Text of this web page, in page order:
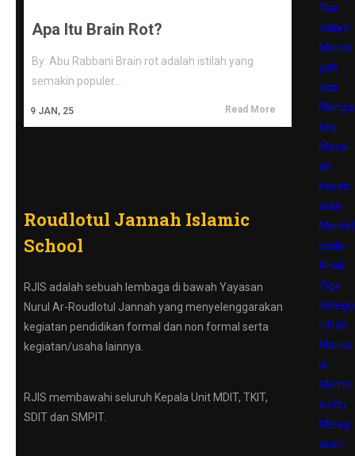
Apa Itu Brain Rot?
9 JAN, 25
By: Abu Rabbani Brain rot adalah istilah yang
semakin populer…
Read More
Tua
dalam
Mence
gah
dan
Menga
tasi
Masal
ah
Keseh
atan
Mental
pada
Anak
Tiga
Katego
ri Hati
Manus
ia
Memb
eri itu
Meleg
akan
Roudlotul Jannah Islamic
School
RJIS adalah sebuah lembaga di bawah Yayasan
Nurul Ar-Roudlotul Jannah yang menyelenggarakan
kegiatan pendidikan formal dan non formal serta
kegiatan/usaha lainnya.
RJIS membawahi seluruh Kepala Unit MDIT, TKIT,
SDIT dan SMPIT.